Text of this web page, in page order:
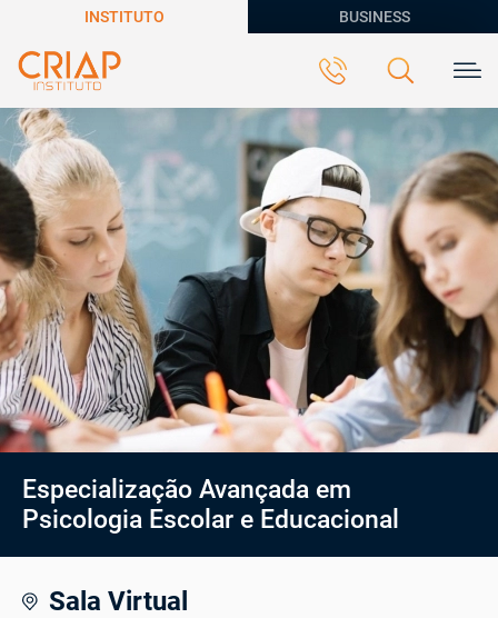
INSTITUTO BUSINESS
Especialização Avançada em
Psicologia Escolar e Educacional
Sala Virtual